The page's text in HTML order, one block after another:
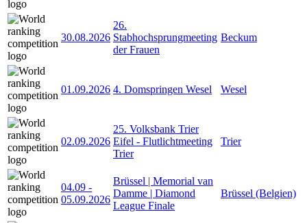
30.08.2026
26.
Stabhochsprungmeeting
der Frauen
Beckum
01.09.2026 4. Domspringen Wesel Wesel
02.09.2026
25. Volksbank Trier
Eifel - Flutlichtmeeting
Trier
Trier
04.09 -
05.09.2026
Brüssel | Memorial van
Damme | Diamond
League Finale
Brüssel (Belgien)